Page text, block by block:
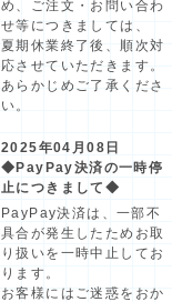
め、ご注文・お問い合わ
せ等につきましては、
夏期休業終了後、順次対
応させていただきます。
あらかじめご了承くださ
い。
2025年04月08日
◆PayPay決済の一時停
止につきまして◆
PayPay決済は、一部不
具合が発生したためお取
り扱いを一時中止してお
ります。
お客様にはご迷惑をおか